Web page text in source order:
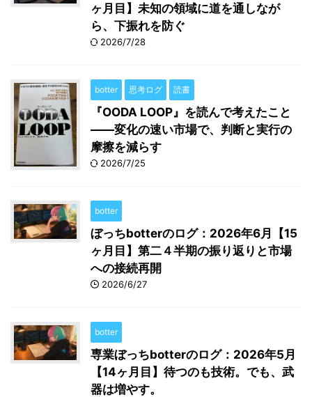
ヶ月目】未知の領域に道を通しなが
ら、下振れを防ぐ
2026/7/28
botter 思考ログ 読書
『OODA LOOP』を読んで考えたこと
――変化の速い市場で、判断と実行の
摩擦を減らす
2026/7/25
botter
ぼっちbotterのログ：2026年6月【15
ヶ月目】第二４半期の振り返りと市場
への接続再開
2026/6/27
botter
専業ぼっちbotterのログ：2026年5月
【14ヶ月目】待つのも技術。でも、武
器は増やす。